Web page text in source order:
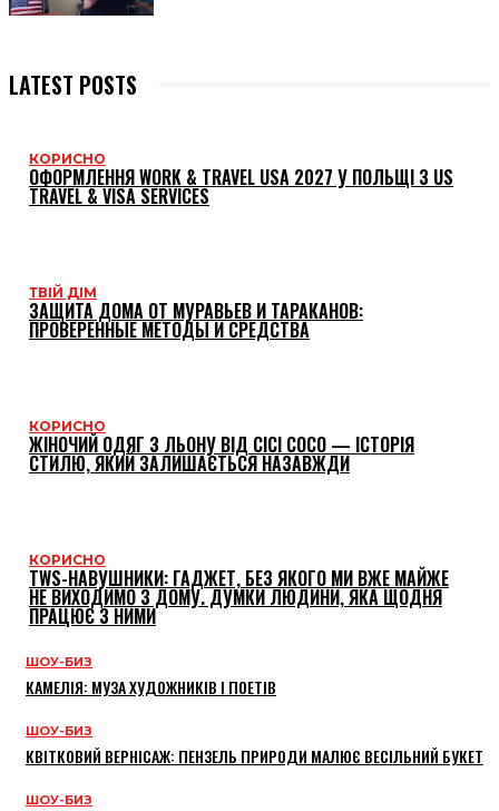
LATEST POSTS
КОРИСНО
ОФОРМЛЕННЯ WORK & TRAVEL USA 2027 У ПОЛЬЩІ З US
TRAVEL & VISA SERVICES
ТВІЙ ДІМ
ЗАЩИТА ДОМА ОТ МУРАВЬЕВ И ТАРАКАНОВ:
ПРОВЕРЕННЫЕ МЕТОДЫ И СРЕДСТВА
КОРИСНО
ЖІНОЧИЙ ОДЯГ З ЛЬОНУ ВІД CICI COCO — ІСТОРІЯ
СТИЛЮ, ЯКИЙ ЗАЛИШАЄТЬСЯ НАЗАВЖДИ
КОРИСНО
TWS-НАВУШНИКИ: ГАДЖЕТ, БЕЗ ЯКОГО МИ ВЖЕ МАЙЖЕ
НЕ ВИХОДИМО З ДОМУ. ДУМКИ ЛЮДИНИ, ЯКА ЩОДНЯ
ПРАЦЮЄ З НИМИ
ШОУ-БИЗ
КАМЕЛІЯ: МУЗА ХУДОЖНИКІВ І ПОЕТІВ
ШОУ-БИЗ
КВІТКОВИЙ ВЕРНІСАЖ: ПЕНЗЕЛЬ ПРИРОДИ МАЛЮЄ ВЕСІЛЬНИЙ БУКЕТ
ШОУ-БИЗ